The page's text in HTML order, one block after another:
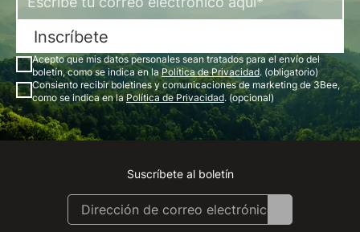
Inscríbete
Acepto que mis datos personales sean tratados para el envío del
boletín, como se indica en laPolítica de Privacidad. (obligatorio)
Consiento recibir boletines y comunicaciones de marketing de 3Bee,
como se indica en laPolítica de Privacidad. (opcional)
Instagram
Facebook
Linkedin
Youtube
Suscríbete al boletín